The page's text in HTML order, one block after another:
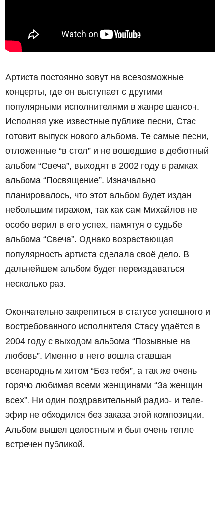
Артиста постоянно зовут на всевозможные
концерты, где он выступает с другими
популярными исполнителями в жанре шансон.
Исполняя уже известные публике песни, Стас
готовит выпуск нового альбома. Те самые песни,
отложенные “в стол” и не вошедшие в дебютный
альбом “Свеча”, выходят в 2002 году в рамках
альбома “Посвящение”. Изначально
планировалось, что этот альбом будет издан
небольшим тиражом, так как сам Михайлов не
особо верил в его успех, памятуя о судьбе
альбома “Свеча”. Однако возрастающая
популярность артиста сделала своё дело. В
дальнейшем альбом будет переиздаваться
несколько раз.
Окончательно закрепиться в статусе успешного и
востребованного исполнителя Стасу удаётся в
2004 году с выходом альбома “Позывные на
любовь”. Именно в него вошла ставшая
всенародным хитом “Без тебя”, а так же очень
горячо любимая всеми женщинами “За женщин
всех”. Ни один поздравительный радио- и теле-
эфир не обходился без заказа этой композиции.
Альбом вышел целостным и был очень тепло
встречен публикой.